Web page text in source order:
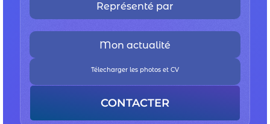
Représenté par
Mon actualité
Télecharger les photos et CV
CONTACTER